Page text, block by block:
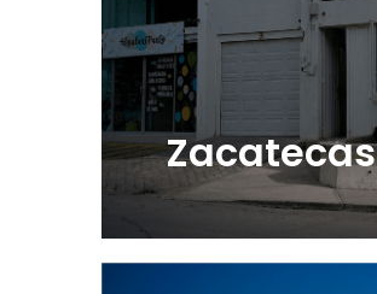
Zacatecas
Ver Sucursal